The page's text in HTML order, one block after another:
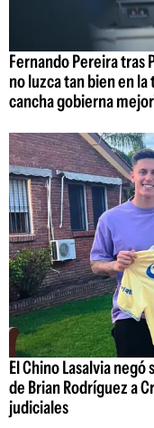
Fernando Pereira tras
no luzca tan bien en
cancha gobierna
El Chino Lasalvia
de Brian Rodríguez a
judiciales